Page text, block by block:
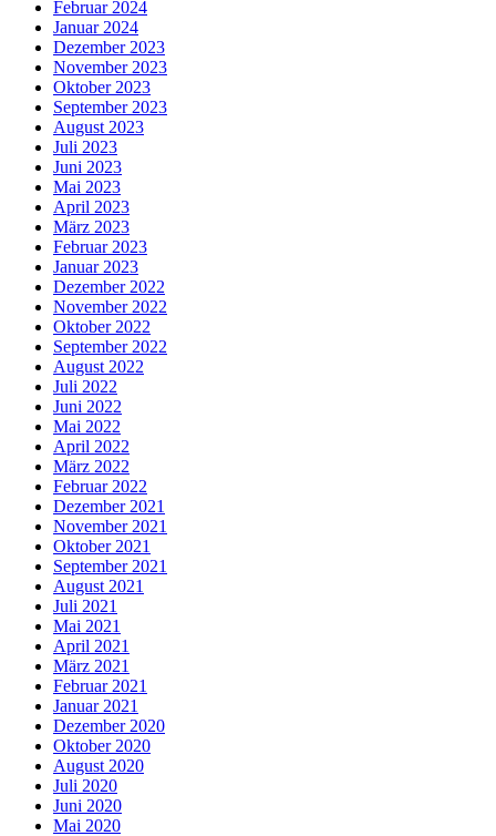
Februar 2024
Januar 2024
Dezember 2023
November 2023
Oktober 2023
September 2023
August 2023
Juli 2023
Juni 2023
Mai 2023
April 2023
März 2023
Februar 2023
Januar 2023
Dezember 2022
November 2022
Oktober 2022
September 2022
August 2022
Juli 2022
Juni 2022
Mai 2022
April 2022
März 2022
Februar 2022
Dezember 2021
November 2021
Oktober 2021
September 2021
August 2021
Juli 2021
Mai 2021
April 2021
März 2021
Februar 2021
Januar 2021
Dezember 2020
Oktober 2020
August 2020
Juli 2020
Juni 2020
Mai 2020